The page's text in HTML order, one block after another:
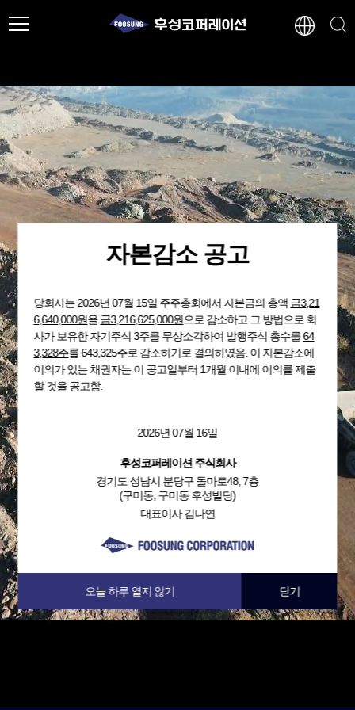
자본감소 공고
당회사는 2026년 07월 15일 주주총회에서 자본금의 총액 금3,21
6,640,000원을금3,216,625,000원으로 감소하고 그 방법으로 회
사가 보유한 자기주식 3주를 무상소각하여 발행주식 총수를64
3,328주를 643,325주로 감소하기로 결의하였음. 이 자본감소에
이의가 있는 채권자는 이 공고일부터 1개월 이내에 이의를 제출
할 것을 공고함.
2026년 07월 16일
후성코퍼레이션 주식회사
경기도 성남시 분당구 돌마로48, 7층
(구미동, 구미동 후성빌딩)
대표이사 김나연
오늘 하루 열지 않기 닫기